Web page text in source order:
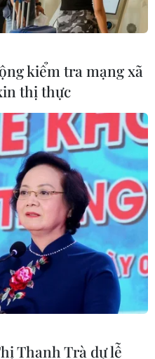
thực hiện việc cho học
12 và tiếp tục nghiên cứu
trường sau khi hoàn
lớp 8-9 và lớp
kiểm tra mạng xã
thị thực
Thanh Trà dự lễ